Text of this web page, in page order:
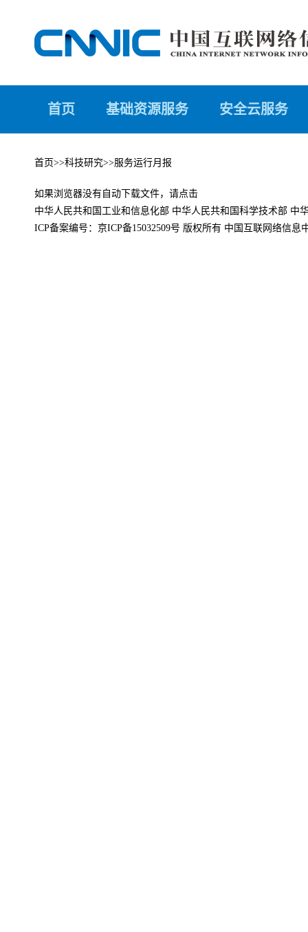
首页 基础资源服务 安全云服务
首页>>科技研究>>服务运行月报
如果浏览器没有自动下载文件，请点击
中华人民共和国工业和信息化部 中华人民共和国科学技术部 中
ICP备案编号： 京ICP备15032509号 版权所有 中国互联网络信息